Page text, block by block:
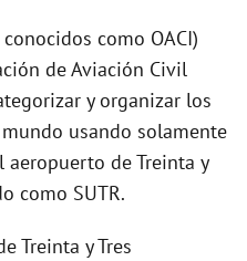
como OACI)
de Aviación Civil
y organizar los
usando solamente
aeropuerto de Treinta y
como SUTR.
Treinta y Tres